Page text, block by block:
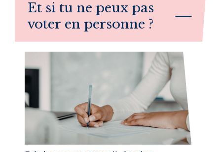
Et si tu ne peux pas
voter en personne ?